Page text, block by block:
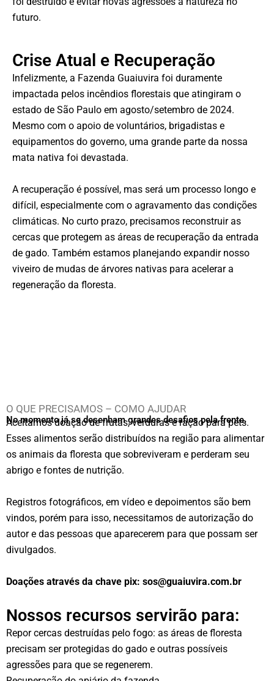
futuro.
Crise Atual e Recuperação
Infelizmente, a Fazenda Guaiuvira foi duramente
impactada pelos incêndios florestais que atingiram o
estado de São Paulo em agosto/setembro de 2024.
Mesmo com o apoio de voluntários, brigadistas e
equipamentos do governo, uma grande parte da nossa
mata nativa foi devastada.
A recuperação é possível, mas será um processo longo e
difícil, especialmente com o agravamento das condições
climáticas. No curto prazo, precisamos reconstruir as
cercas que protegem as áreas de recuperação da entrada
de gado. Também estamos planejando expandir nosso
viveiro de mudas de árvores nativas para acelerar a
regeneração da floresta.
O QUE PRECISAMOS – COMO AJUDAR
No momento já se desenham grandes desafios pela frente.
Aceitamos doação de frutas, verduras e ração para pets.
Esses alimentos serão distribuídos na região para alimentar
os animais da floresta que sobreviveram e perderam seu
abrigo e fontes de nutrição.
Registros fotográficos, em vídeo e depoimentos são bem
vindos, porém para isso, necessitamos de autorização do
autor e das pessoas que aparecerem para que possam ser
divulgados.
Doações através da chave pix: sos@guaiuvira.com.br
Nossos recursos servirão para:
Repor cercas destruídas pelo fogo: as áreas de floresta
precisam ser protegidas do gado e outras possíveis
agressões para que se regenerem.